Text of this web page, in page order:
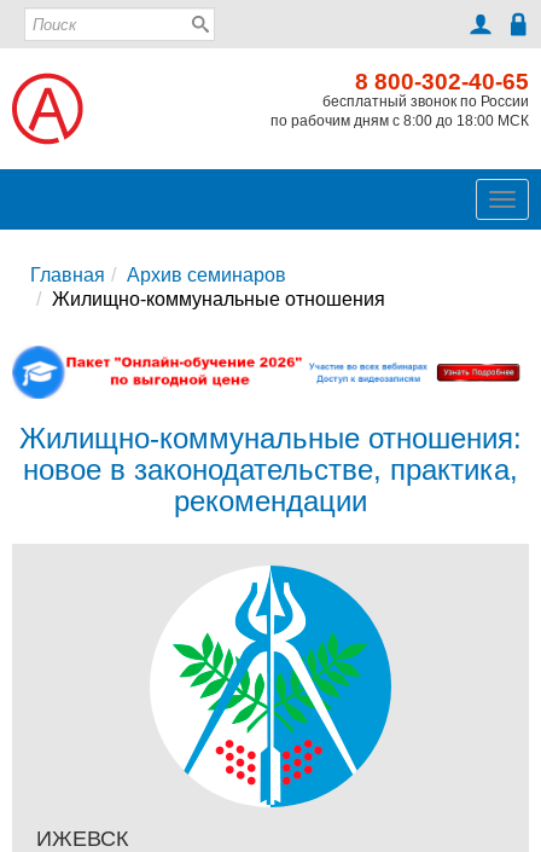
8 800-302-40-65
бесплатный звонок по России
по рабочим дням с 8:00 до 18:00 МСК
Главная
Архив семинаров
Жилищно-коммунальные отношения
Жилищно-коммунальные отношения:
новое в законодательстве, практика,
рекомендации
ИЖЕВСК